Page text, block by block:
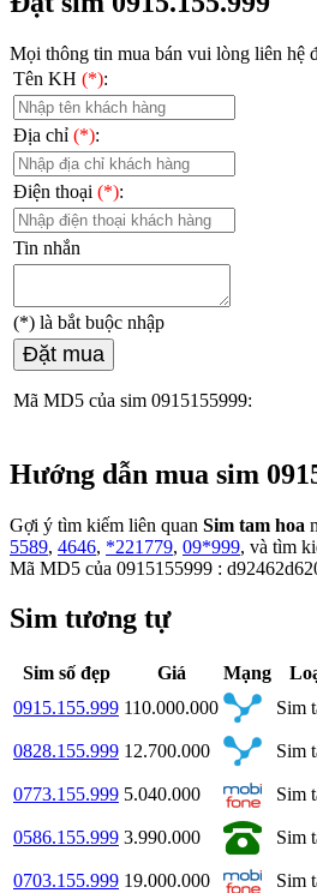
Mọi thông tin mua bán vui lòng liên hệ
Tên KH (*):
Địa chỉ (*):
Điện thoại (*):
Tin nhắn
(*) là bắt buộc nhập
Đặt mua
Mã MD5 của sim 0915155999:
Hướng dẫn mua sim
Gợi ý tìm kiếm liên quan Sim tam hoa
5589, 4646, *221779, 09*999, và tìm
Mã MD5 của 0915155999 :
Sim tương tự
Sim số đẹp Giá Mạng
0915.155.999 110.000.000 Sim
0828.155.999 12.700.000 Sim
0773.155.999 5.040.000 Sim
0586.155.999 3.990.000 Sim
0703.155.999 19.000.000 Sim